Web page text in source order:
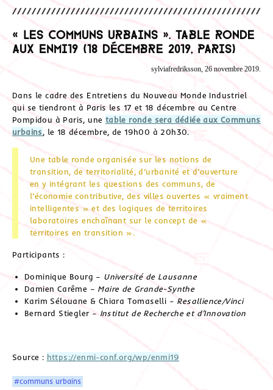
« Les communs urbains ». Table ronde
aux ENMI19 (18 décembre 2019, Paris)
sylviafredriksson, 26 novembre 2019.
Dans le cadre des Entretiens du Nouveau Monde Industriel
qui se tiendront à Paris les 17 et 18 décembre au Centre
Pompidou à Paris, une table ronde sera dédiée aux Communs
urbains, le 18 décembre, de 19h00 à 20h30.
Une table ronde organisée sur les notions de
transition, de territorialité, d’urbanité et d’ouverture
en y intégrant les questions des communs, de
l’économie contributive, des villes ouvertes « vraiment
intelligentes » et des logiques de territoires
laboratoires enchaînant sur le concept de «
territoires en transition ».
Participants :
Dominique Bourg – Université de Lausanne
Damien Carême – Maire de Grande-Synthe
Karim Sélouane & Chiara Tomaselli – Resallience/Vinci
Bernard Stiegler – Institut de Recherche et d’Innovation
Source : https://enmi-conf.org/wp/enmi19
#communs urbains